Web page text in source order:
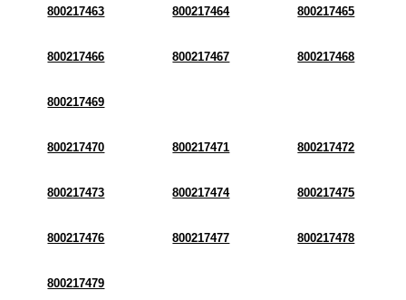
800217463 800217464 800217465
800217466 800217467 800217468
800217469
800217470 800217471 800217472
800217473 800217474 800217475
800217476 800217477 800217478
800217479